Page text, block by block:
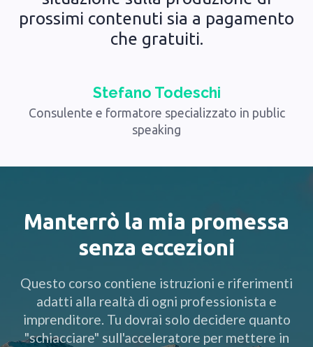
prossimi contenuti sia a pagamento
che gratuiti.
Stefano Todeschi
Consulente e formatore specializzato in public
speaking
Manterrò la mia promessa
senza eccezioni
Questo corso contiene istruzioni e riferimenti
adatti alla realtà di ogni professionista e
imprenditore. Tu dovrai solo decidere quanto
"schiacciare" sull'acceleratore per mettere in